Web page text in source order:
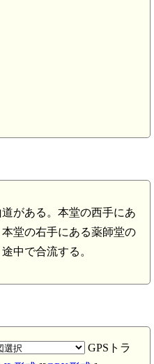
がある。本堂の西手にあ
堂の右手にある薬師堂の
中で合流する。
GPSトラ